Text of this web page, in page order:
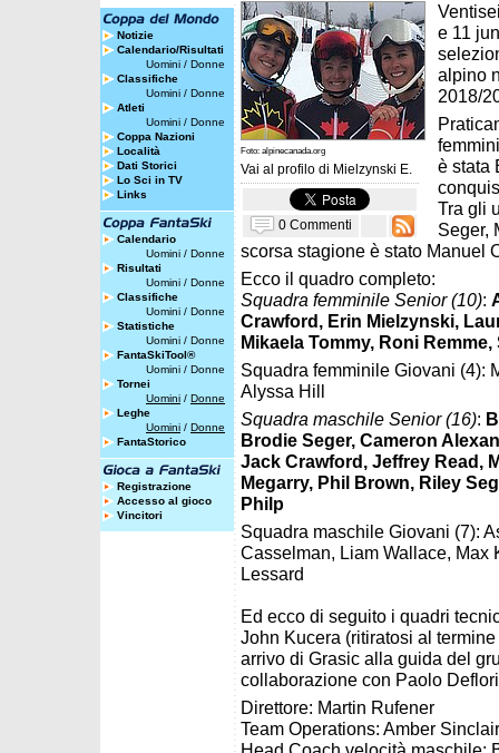
Notizie
Calendario/Risultati
Uomini / Donne
Classifiche
Uomini / Donne
Atleti
Uomini / Donne
Coppa Nazioni
Località
Dati Storici
Lo Sci in TV
Links
Calendario
Uomini / Donne
Risultati
Uomini / Donne
Classifiche
Uomini / Donne
Statistiche
Uomini / Donne
FantaSkiTool®
Uomini / Donne
Tornei
Uomini / Donne
Leghe
Uomini / Donne
FantaStorico
Registrazione
Accesso al gioco
Vincitori
Foto: alpinecanada.org
Vai al profilo di Mielzynski E.
0 Commenti
e 11
alpino
2018/
è stata
Tra gli
Seger,
scorsa stagione è stato Manuel
Ecco il quadro completo:
Squadra femminile Senior (10):
Crawford, Erin Mielzynski,
Mikaela Tommy, Roni
Squadra femminile Giovani (4):
Alyssa Hill
Squadra maschile Senior (16):
Brodie Seger, Cameron
Jack Crawford, Jeffrey Read,
Megarry, Phil Brown, Riley
Philp
Squadra maschile Giovani (7):
Casselman, Liam Wallace,
Lessard
Ed ecco di seguito i quadri
John Kucera (ritiratosi al
arrivo di Grasic alla guida del
collaborazione con Paolo
Direttore: Martin Rufener
Team Operations: Amber Sinclair